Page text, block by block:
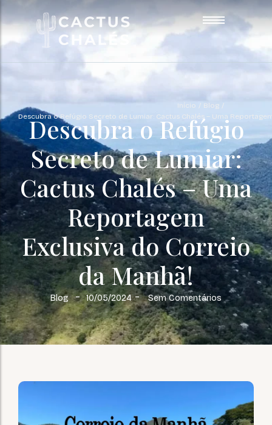
Chalé 01
Chalé 02
Chalé 03
Chalé 04
Chalé 05
Chalé 06
Chalé 07
Blog
Contato
Início / Blog /
Descubra o Refúgio Secreto de Lumiar: Cactus Chalés – Uma
Descubra o Refúgio
Secreto de Lumiar:
Cactus Chalés – Uma
Reportagem
Exclusiva do Correio
da Manhã!
Blog - 10/05/2024 - Sem Comentários